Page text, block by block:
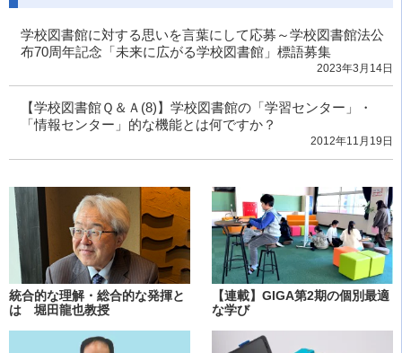
学校図書館に対する思いを言葉にして応募～学校図書館法公
布70周年記念「未来に広がる学校図書館」標語募集
2023年3月14日
【学校図書館Ｑ＆Ａ(8)】学校図書館の「学習センター」・
「情報センター」的な機能とは何ですか？
2012年11月19日
統合的な理解・総合的な発揮と
は 堀田龍也教授
【連載】GIGA第2期の個別最適
な学び